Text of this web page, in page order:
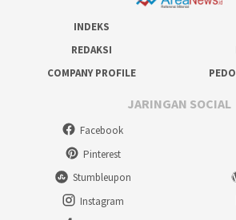
INDEKS
REDAKSI
COMPANY PROFILE
JARINGAN SOCIAL
Facebook
Pinterest
Stumbleupon
Instagram